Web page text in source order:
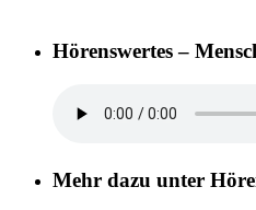
Hörenswertes –
Mehr dazu unter